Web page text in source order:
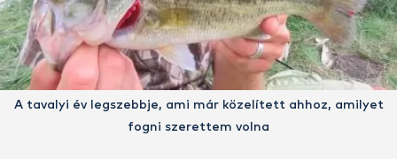
A tavalyi év legszebbje, ami már közelített ahhoz, amilyet
fogni szerettem volna